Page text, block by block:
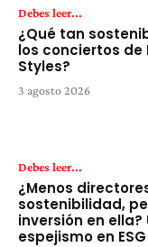
Debes leer...
¿Qué tan
los conciertos de
Styles?
3 agosto 2026
Debes leer...
¿Menos
sostenibilidad,
inversión en ella?
espejismo en ESG